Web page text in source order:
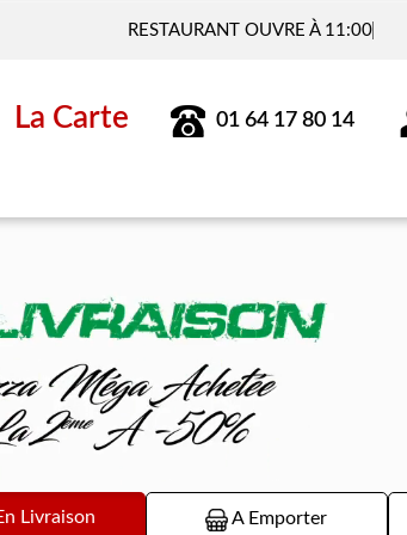
V
La Carte 01 64 17 80 14
Livraison A Emporter